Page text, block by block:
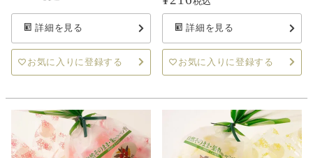
詳細を見る
お気に入りに登録する
詳細を見る
お気に入りに登録する